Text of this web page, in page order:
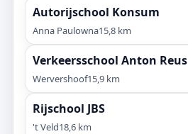
Autorijschool Konsum
Anna Paulowna15,8 km
Verkeersschool Anton Reus
Wervershoof15,9 km
Rijschool JBS
't Veld18,6 km